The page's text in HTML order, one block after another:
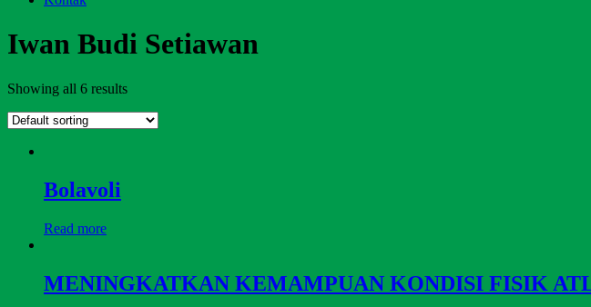
Iwan Budi Setiawan
Showing all 6 results
Bolavoli
Read more
MENINGKATKAN KEMAMPUAN KONDISI FISIK